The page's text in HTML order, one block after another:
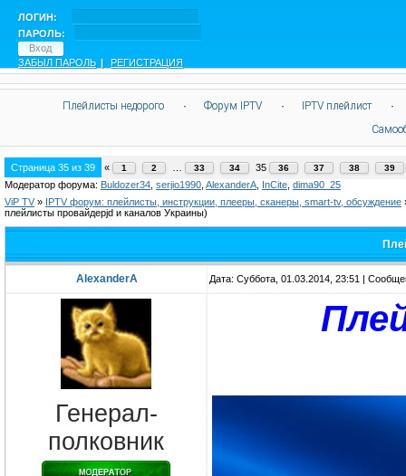
ЛОГИН:
ПАРОЛЬ:
ЗАБЫЛ ПАРОЛЬ | РЕГИСТРАЦИЯ
Плейлисты недорого · Форум IPTV · IPTV плейлист
·
Страница 35 из 39 « 1 2 33 34 35 36 37 38 39
Модератор форума: Buldozer34 serjio1990 AlexanderA InCite dima90_25
ViP TV » IPTV форум: плейлисты, инструкции, плееры, сканеры, smart-tv, обсуждение
плейлисты провайдерjd и каналов Украины)
AlexanderA Дата: Суббота, 01.03.2014, 23:51 |
Генерал-
полковник